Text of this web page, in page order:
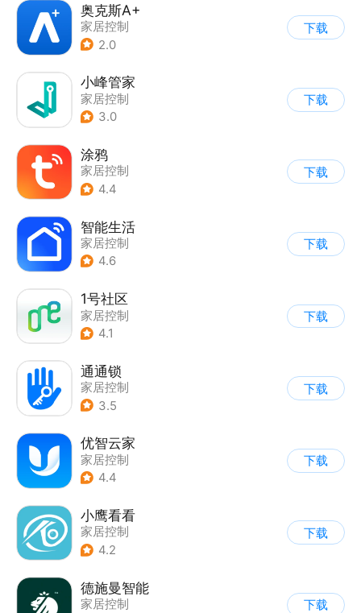
奥克斯A+
家居控制
2.0
下载
小峰管家
家居控制
3.0
下载
涂鸦
家居控制
4.4
下载
智能生活
家居控制
4.6
下载
1号社区
家居控制
4.1
下载
通通锁
家居控制
3.5
下载
优智云家
家居控制
4.4
下载
小鹰看看
家居控制
4.2
下载
德施曼智能
家居控制
下载